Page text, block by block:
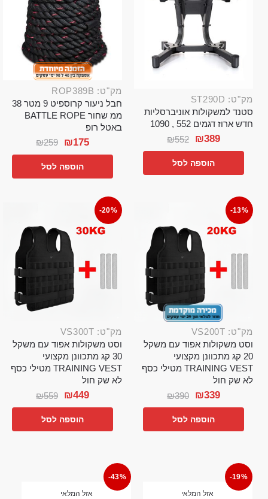
מק"ט: ST290D
סטנד למשקולות אוניברסליות
חדש ארוז דגמים 552 , 1090
₪552 ₪389
הוספה לסל
מק"ט: ROP389B
חבל ניעור קרוספיט 9 מטר 38
ממ שחור BATTLE ROPE
באטל רופ
₪259 ₪175
הוספה לסל
-13%
מק"ט: VS200T
וסט משקולות אפוד עם משקל
20 קג מתכוונן מקצועי
TRAINING VEST מטילי כסף
לא שק חול
₪390 ₪339
הוספה לסל
-20%
מק"ט: VS300T
וסט משקולות אפוד עם משקל
30 קג מתכוונן מקצועי
TRAINING VEST מטילי כסף
לא שק חול
₪559 ₪449
הוספה לסל
-19%
אזל המלאי
-43%
אזל המלאי